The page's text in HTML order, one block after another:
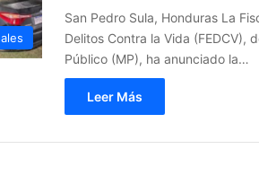
San Pedro Sula, Honduras La
Delitos Contra la Vida (FEDCV),
Público (MP), ha anunciado la…
Leer Más